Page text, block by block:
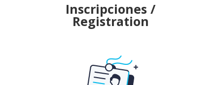
Inscripciones /
Registration